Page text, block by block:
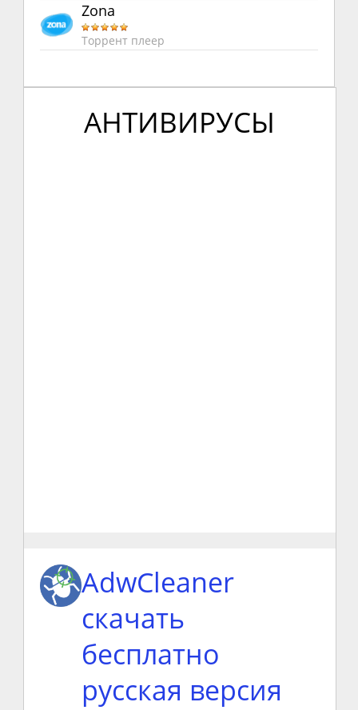
АНТИВИРУСЫ
AdwCleaner
скачать
бесплатно
русская версия
Zona
Торрент плеер